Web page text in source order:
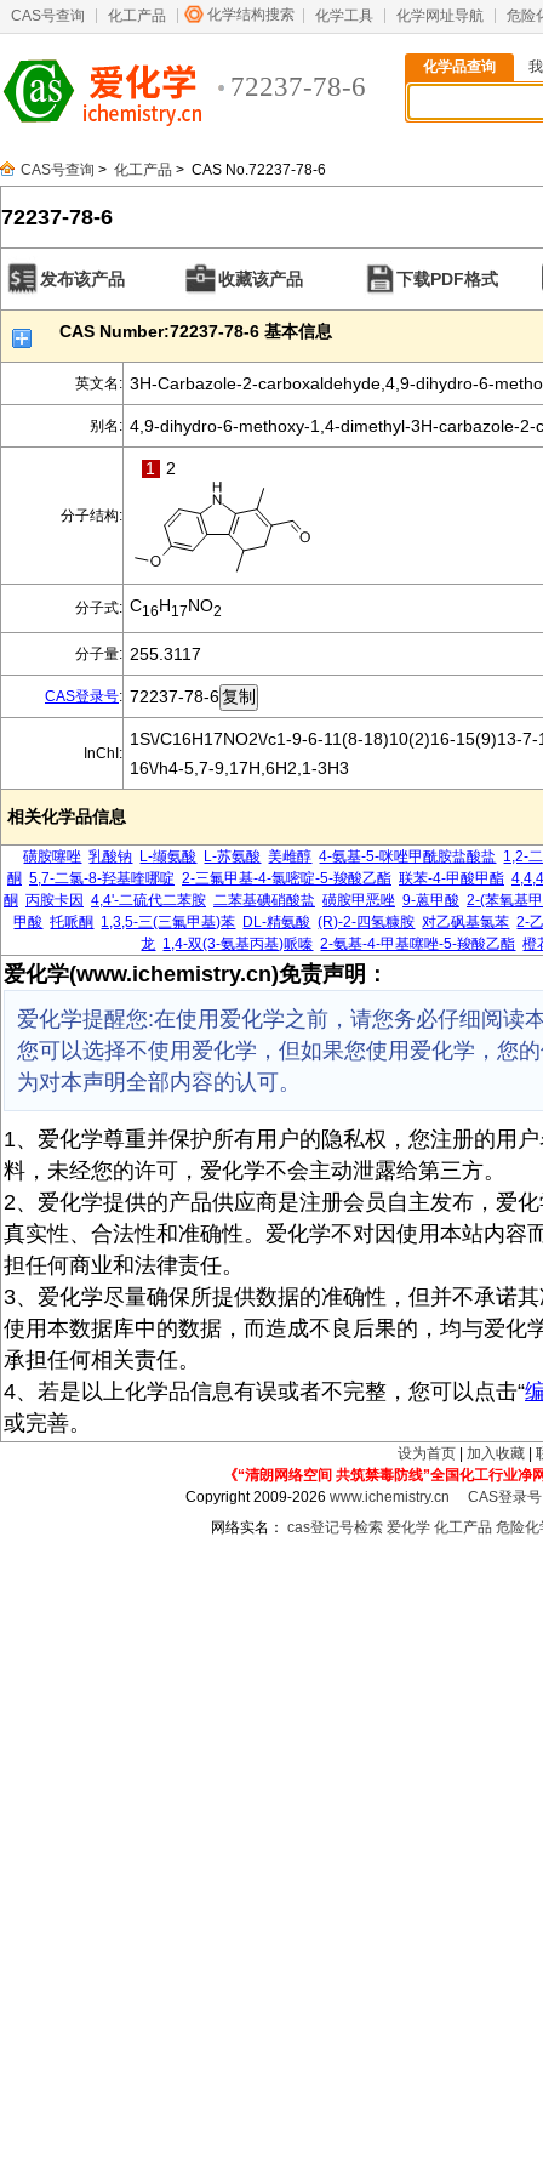
CAS号查询 化工产品 化学结构搜索 化学工具 化学网址导航 危险
72237-78-6
化学品查询
CAS号查询 > 化工产品 > CAS No.72237-78-6
72237-78-6
发布该产品 收藏该产品 下载PDF格式
CAS Number:72237-78-6 基本信息
英文名: 3H-Carbazole-2-carboxaldehyde,4,9-dihydro-6-
别名: 4,9-dihydro-6-methoxy-1,4-dimethyl-3H-carbazole-2-
分子结构:
1 2
分子式: C16H17NO2
分子量: 255.3117
CAS登录号: 72237-78-6
InChI:
1S\/C16H17NO2\/c1-9-6-11(8-18)10(2)16-15(9)13-
16\/h4-5,7-9,17H,6H2,1-3H3
相关化学品信息
磺胺噻唑 乳酸钠 L-缬氨酸 L-苏氨酸 美雌醇 4-氨基-5-咪唑甲酰胺盐酸盐 1,2-
酮 5,7-二氯-8-羟基喹哪啶 2-三氟甲基-4-氯嘧啶-5-羧酸乙酯 联苯-4-甲酸甲酯
酮 丙胺卡因 4,4'-二硫代二苯胺 二苯基碘硝酸盐 磺胺甲恶唑 9-蒽甲酸 2-(苯氧基
甲酸 托哌酮 1,3,5-三(三氟甲基)苯 DL-精氨酸 (R)-2-四氢糠胺 对乙砜基氯苯 2-
龙 1,4-双(3-氨基丙基)哌嗪 2-氨基-4-甲基噻唑-5-羧酸乙酯 橙
爱化学(www.ichemistry.cn)免责声明：
爱化学提醒您:在使用爱化学之前，请您务必仔细阅读
您可以选择不使用爱化学，但如果您使用爱化学，您
为对本声明全部内容的认可。
1、爱化学尊重并保护所有用户的隐私权，您注册的用
料，未经您的许可，爱化学不会主动泄露给第三方。
2、爱化学提供的产品供应商是注册会员自主发布，爱
真实性、合法性和准确性。爱化学不对因使用本站内容
担任何商业和法律责任。
3、爱化学尽量确保所提供数据的准确性，但并不承诺
使用本数据库中的数据，而造成不良后果的，均与爱化
承担任何相关责任。
4、若是以上化学品信息有误或者不完整，您可以点击“
或完善。
设为首页 加入收藏
《“清朗网络空间 共筑禁毒防线”全国化工行业净
Copyright 2009-2026www.ichemistry.cn
CAS登录
网络实名： cas登记号检索 爱化学 化工产品 危险化